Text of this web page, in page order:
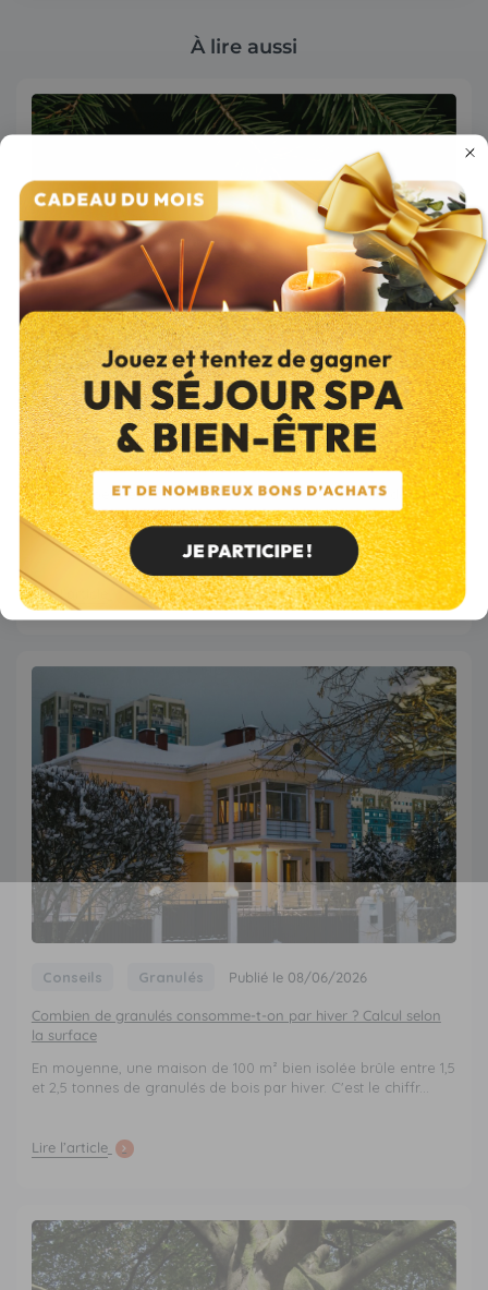
À lire aussi
Conseils Bois Publié le 08/06/2026
Le sapin comme bois de chauffage : peut-on vraiment le brûler
en cheminée ?
Le sapin peut effectivement être utilisé comme bois de
chauffage, mais avec des précautions. Ce n'est pas l'essence
&agrav...
Lire l’article
Conseils Granulés Publié le 08/06/2026
Combien de granulés consomme-t-on par hiver ? Calcul selon
la surface
En moyenne, une maison de 100 m² bien isolée brûle entre 1,5
et 2,5 tonnes de granulés de bois par hiver. C'est le chiffr...
Lire l’article